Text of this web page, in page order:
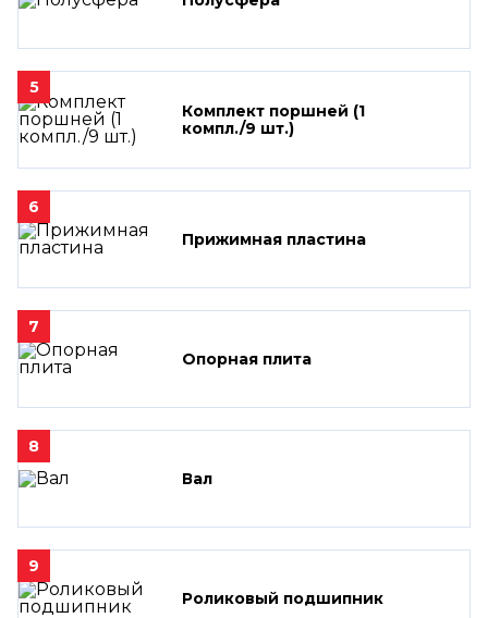
5
Комплект поршней (1
компл./9 шт.)
6
Прижимная пластина
7
Опорная плита
8
Вал
9
Роликовый подшипник